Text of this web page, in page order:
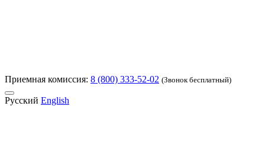
Приемная комиссия: 8 (800) 333-52-02 (Звонок бесплатный)
Русский English